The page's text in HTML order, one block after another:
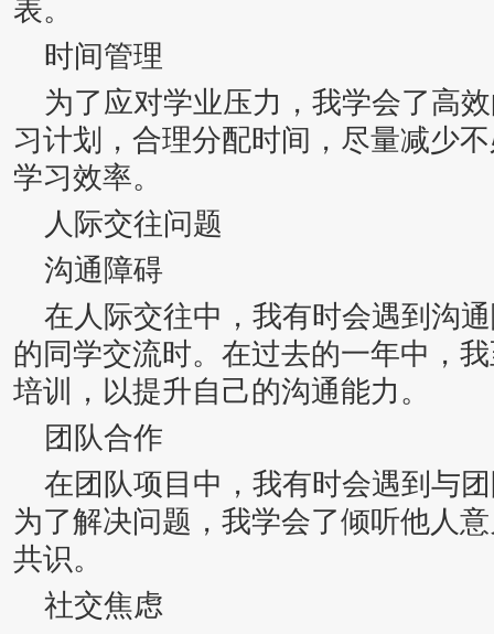
表。
时间管理
为了应对学业压力，我学会了高
习计划，合理分配时间，尽量减少
学习效率。
人际交往问题
沟通障碍
在人际交往中，我有时会遇到沟
的同学交流时。在过去的一年中，
培训，以提升自己的沟通能力。
团队合作
在团队项目中，我有时会遇到与
为了解决问题，我学会了倾听他人
共识。
社交焦虑